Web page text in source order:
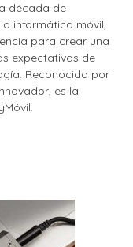
década de
informática móvil,
para crear una
expectativas de
Reconocido por
es la